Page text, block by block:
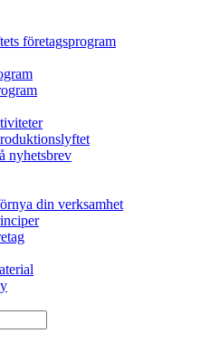
företagsprogram
nyhetsbrev
din verksamhet